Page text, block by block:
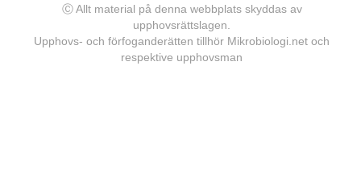
Ⓒ Allt material på denna webbplats skyddas av
upphovsrättslagen.
Upphovs- och förfoganderätten tillhör Mikrobiologi.net och
respektive upphovsman